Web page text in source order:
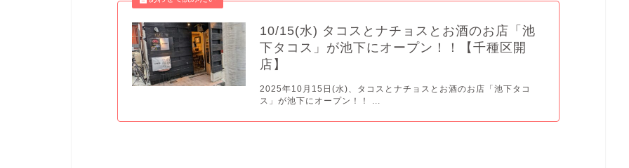
10/15(水) タコスとナチョスとお酒のお店「池
下タコス」が池下にオープン！！【千種区開
店】
2025年10月15日(水)、タコスとナチョスとお酒のお店「池下タコ
ス」が池下にオープン！！ ...